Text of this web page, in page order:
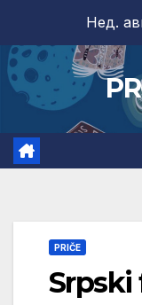
content
Нед.
PRIČE
Srpski